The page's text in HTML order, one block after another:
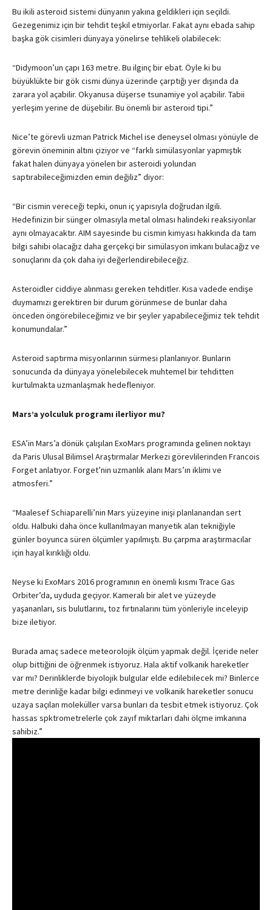
Bu ikili asteroid sistemi dünyanın yakına geldikleri için seçildi.
Gezegenimiz için bir tehdit teşkil etmiyorlar. Fakat aynı ebada sahip
başka gök cisimleri dünyaya yönelirse tehlikeli olabilecek:
“Didymoon’un çapı 163 metre. Bu ilginç bir ebat. Öyle ki bu
büyüklükte bir gök cismi dünya üzerinde çarptığı yer dışında da
zarara yol açabilir. Okyanusa düşerse tsunamiye yol açabilir. Tabii
yerleşim yerine de düşebilir. Bu önemli bir asteroid tipi.”
Nice’te görevli uzman Patrick Michel ise deneysel olması yönüyle de
görevin öneminin altını çiziyor ve “farklı simülasyonlar yapmıştık
fakat halen dünyaya yönelen bir asteroidi yolundan
saptırabileceğimizden emin değiliz” diyor:
“Bir cismin vereceği tepki, onun iç yapısıyla doğrudan ilgili.
Hedefinizin bir sünger olmasıyla metal olması halindeki reaksiyonlar
aynı olmayacaktır. AIM sayesinde bu cismin kimyası hakkında da tam
bilgi sahibi olacağız daha gerçekçi bir simülasyon imkanı bulacağız ve
sonuçlarını da çok daha iyi değerlendirebileceğiz.
Asteroidler ciddiye alınması gereken tehditler. Kısa vadede endişe
duymamızı gerektiren bir durum görünmese de bunlar daha
önceden öngörebileceğimiz ve bir şeyler yapabileceğimiz tek tehdit
konumundalar.”
Asteroid saptırma misyonlarının sürmesi planlanıyor. Bunların
sonucunda da dünyaya yönelebilecek muhtemel bir tehditten
kurtulmakta uzmanlaşmak hedefleniyor.
Mars’a yolculuk programı ilerliyor mu?
ESA’in Mars’a dönük çalışılan ExoMars programında gelinen noktayı
da Paris Ulusal Bilimsel Araştırmalar Merkezi görevlilerinden Francois
Forget anlatıyor. Forget’nin uzmanlık alanı Mars’ın iklimi ve
atmosferi.”
“Maalesef Schiaparelli’nin Mars yüzeyine inişi planlanandan sert
oldu. Halbuki daha önce kullanılmayan manyetik alan tekniğiyle
günler boyunca süren ölçümler yapılmıştı. Bu çarpma araştırmacılar
için hayal kırıklığı oldu.
Neyse ki ExoMars 2016 programının en önemli kısmı Trace Gas
Orbiter’da, uyduda geçiyor. Kameralı bir alet ve yüzeyde
yaşananları, sis bulutlarını, toz fırtınalarını tüm yönleriyle inceleyip
bize iletiyor.
Burada amaç sadece meteorolojik ölçüm yapmak değil. İçeride neler
olup bittiğini de öğrenmek istiyoruz. Hala aktif volkanik hareketler
var mı? Derinliklerde biyolojik bulgular elde edilebilecek mi? Binlerce
metre derinliğe kadar bilgi edinmeyi ve volkanik hareketler sonucu
uzaya saçılan moleküller varsa bunları da tesbit etmek istiyoruz. Çok
hassas spktrometrelerle çok zayıf miktarları dahi ölçme imkanına
sahibiz.”